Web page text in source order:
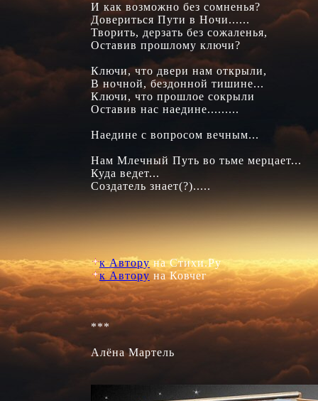
И как возможно без сомненья?
Довериться Пути в Ночи......
Творить, дерзать без сожаленья,
Оставив прошлому ключи?
Ключи, что двери нам открыли,
В ночной, бездонной тишине...
Ключи, что прошлое сокрыли
Оставив нас наедине.........
Наедине с вопросом вечным...
Нам Млечный Путь во тьме мерцает...
Куда ведет...
Создатель знает(?).....
к Автору
к Автору на Ковчег
***
Алёна Мартель